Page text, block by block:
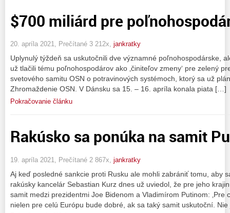
$700 miliárd pre
20. apríla 2021, Prečítané 3 212x, jankratky
Uplynulý týždeň sa uskutočnili dve významné poľnohospodárske,
už tlačili tému poľnohospodárov ako ‚činiteľov zmeny‘ pre zelený
svetového samitu OSN o potravinových systémoch, ktorý sa už
Zhromaždenie OSN. V Dánsku sa 15. – 16. apríla konala piata […]
Pokračovanie článku
Rakúsko sa ponúka na samit
19. apríla 2021, Prečítané 2 867x, jankratky
Aj keď posledné sankcie proti Rusku ale mohli zabrániť tomu, aby
rakúsky kancelár Sebastian Kurz dnes už uviedol, že pre jeho
samit medzi prezidentmi Joe Bidenom a Vladimírom Putinom: ‚Pre
nielen pre celú Európu bude dobré, ak sa taký samit uskutoční.